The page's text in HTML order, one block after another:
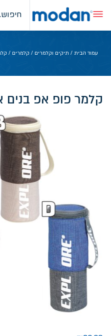
content
עמוד הבית / תיקים וקלמרים / קלמרים /
קלמר פופ אפ בנים